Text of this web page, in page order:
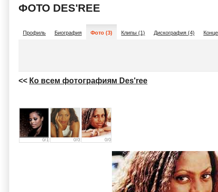
ФОТО DES'REE
Профиль Биография Фото (3) Клипы (1) Дискография (4)
<< Ко всем фотографиям Des'ree
0/1 0/0 0/0